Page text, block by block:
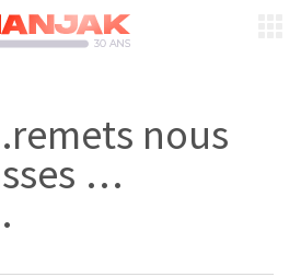
nous
…